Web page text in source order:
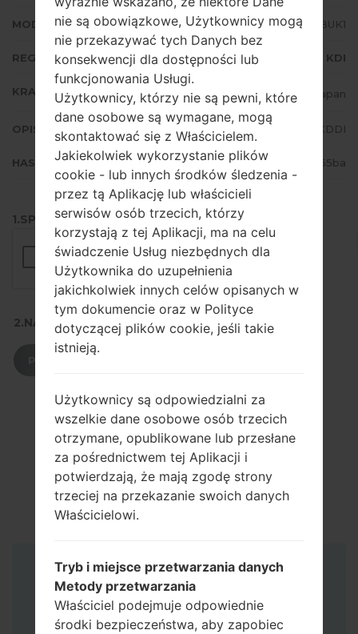
MODEM/CP WERSJA SCG02KDS1BUK1
REGION KDI
KRAJ Japan
OPIS KDDI
HASH d429eb518a062a7cfa8a1a7d3255ba
1.SPRAWDŹ RECAPTCHA
2.NACIŚNIJ, ABY POBRAĆ
Instrukcje
nie są obowiązkowe, Użytkownicy mogą
nie przekazywać tych Danych bez
konsekwencji dla dostępności lub
funkcjonowania Usługi.
Użytkownicy, którzy nie są pewni, które
dane osobowe są wymagane, mogą
skontaktować się z Właścicielem.
Jakiekolwiek wykorzystanie plików
cookie - lub innych środków śledzenia -
przez tą Aplikację lub właścicieli
serwisów osób trzecich, którzy
korzystają z tej Aplikacji, ma na celu
świadczenie Usług niezbędnych dla
Użytkownika do uzupełnienia
jakichkolwiek innych celów opisanych w
tym dokumencie oraz w Polityce
dotyczącej plików cookie, jeśli takie
istnieją.
Użytkownicy są odpowiedzialni za
wszelkie dane osobowe osób trzecich
otrzymane, opublikowane lub przesłane
za pośrednictwem tej Aplikacji i
potwierdzają, że mają zgodę strony
trzeciej na przekazanie swoich danych
Właścicielowi.
Tryb i miejsce przetwarzania danych
Metody przetwarzania
Właściciel podejmuje odpowiednie
środki bezpieczeństwa, aby zapobiec